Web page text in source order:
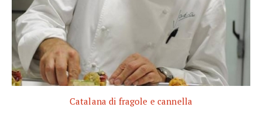
Catalana di fragole e cannella